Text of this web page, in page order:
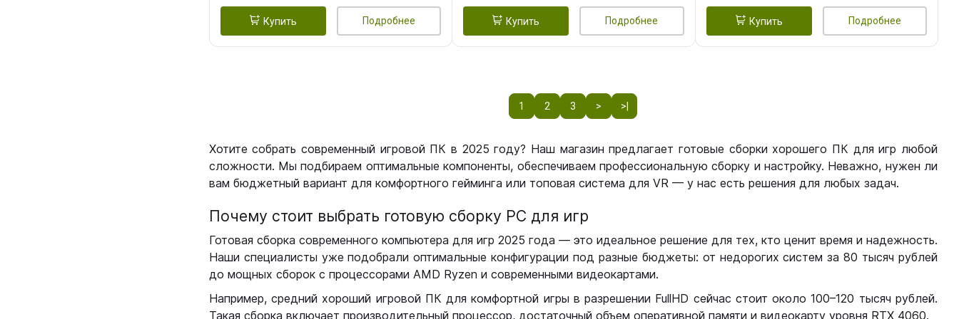
Купить Подробнее Купить Подробнее Купить Подробнее
1 2 3 > >|
Хотите собрать современный игровой ПК в 2025 году? Наш магазин предлагает готовые сборки хорошего ПК для игр любой
сложности. Мы подбираем оптимальные компоненты, обеспечиваем профессиональную сборку и настройку. Неважно, нужен ли
вам бюджетный вариант для комфортного гейминга или топовая система для VR — у нас есть решения для любых задач.
Почему стоит выбрать готовую сборку РС для игр
Готовая сборка современного компьютера для игр 2025 года — это идеальное решение для тех, кто ценит время и надежность.
Наши специалисты уже подобрали оптимальные конфигурации под разные бюджеты: от недорогих систем за 80 тысяч рублей
до мощных сборок с процессорами AMD Ryzen и современными видеокартами.
Например, средний хороший игровой ПК для комфортной игры в разрешении FullHD сейчас стоит около 100–120 тысяч рублей.
Такая сборка включает производительный процессор, достаточный объем оперативной памяти и видеокарту уровня RTX 4060.